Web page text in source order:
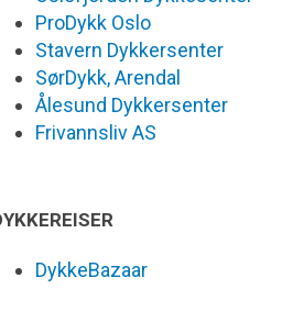
ProDykk Oslo
Stavern Dykkersenter
SørDykk, Arendal
Ålesund Dykkersenter
Frivannsliv AS
DykkeBazaar